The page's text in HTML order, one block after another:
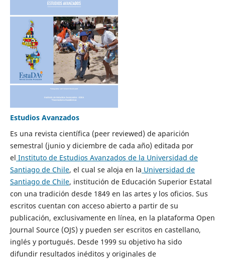
Estudios Avanzados
Es una revista científica (peer reviewed) de aparición
semestral (junio y diciembre de cada año) editada por
el Instituto de Estudios Avanzados de la Universidad de
Santiago de Chile, el cual se aloja en la Universidad de
Santiago de Chile, institución de Educación Superior Estatal
con una tradición desde 1849 en las artes y los oficios. Sus
escritos cuentan con acceso abierto a partir de su
publicación, exclusivamente en línea, en la plataforma Open
Journal Source (OJS) y pueden ser escritos en castellano,
inglés y portugués. Desde 1999 su objetivo ha sido
difundir resultados inéditos y originales de